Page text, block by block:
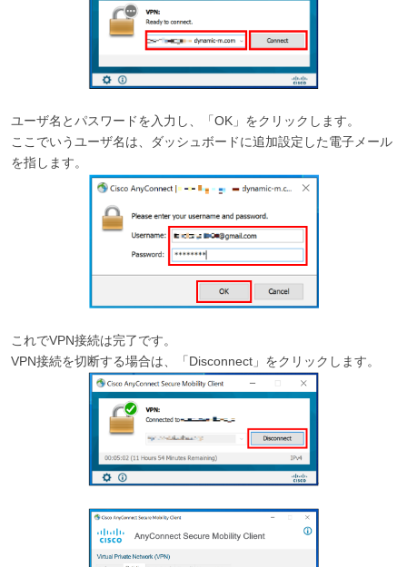
ユーザ名とパスワードを入力し、「OK」をクリックします。
ここでいうユーザ名は、ダッシュボードに追加設定した電子メール
を指します。
これでVPN接続は完了です。
VPN接続を切断する場合は、「Disconnect」をクリックします。